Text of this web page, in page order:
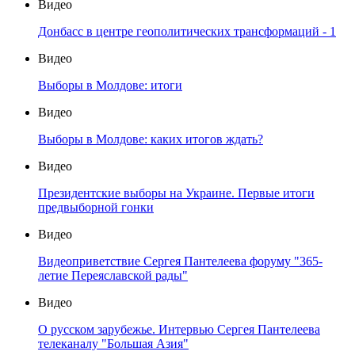
Видео
Донбасс в центре геополитических трансформаций - 1
Видео
Выборы в Молдове: итоги
Видео
Выборы в Молдове: каких итогов ждать?
Видео
Президентские выборы на Украине. Первые итоги
предвыборной гонки
Видео
Видеоприветствие Сергея Пантелеева форуму "365-
летие Переяславской рады"
Видео
О русском зарубежье. Интервью Сергея Пантелеева
телеканалу "Большая Азия"